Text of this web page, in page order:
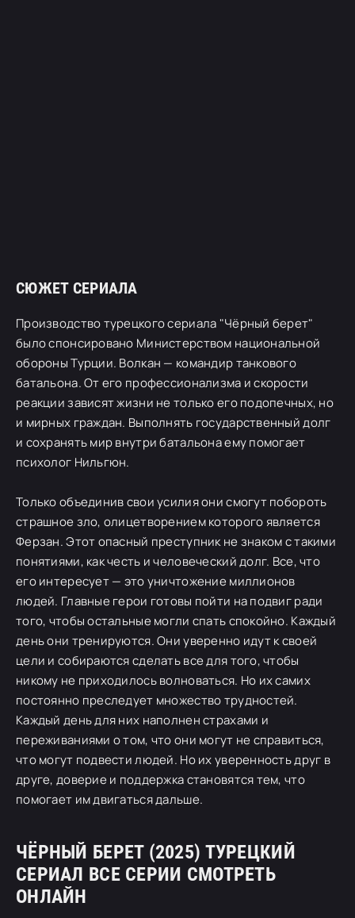
СЮЖЕТ СЕРИАЛА
Производство турецкого сериала "Чёрный берет"
было спонсировано Министерством национальной
обороны Турции. Волкан — командир танкового
батальона. От его профессионализма и скорости
реакции зависят жизни не только его подопечных, но
и мирных граждан. Выполнять государственный долг
и сохранять мир внутри батальона ему помогает
психолог Нильгюн.
Только объединив свои усилия они смогут побороть
страшное зло, олицетворением которого является
Ферзан. Этот опасный преступник не знаком с такими
понятиями, как честь и человеческий долг. Все, что
его интересует — это уничтожение миллионов
людей. Главные герои готовы пойти на подвиг ради
того, чтобы остальные могли спать спокойно. Каждый
день они тренируются. Они уверенно идут к своей
цели и собираются сделать все для того, чтобы
никому не приходилось волноваться. Но их самих
постоянно преследует множество трудностей.
Каждый день для них наполнен страхами и
переживаниями о том, что они могут не справиться,
что могут подвести людей. Но их уверенность друг в
друге, доверие и поддержка становятся тем, что
помогает им двигаться дальше.
ЧЁРНЫЙ БЕРЕТ (2025) ТУРЕЦКИЙ
СЕРИАЛ ВСЕ СЕРИИ СМОТРЕТЬ
ОНЛАЙН